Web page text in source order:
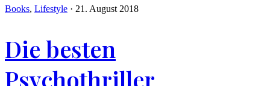
Books, Lifestyle · 21. August 2018
Die besten
Psychothriller